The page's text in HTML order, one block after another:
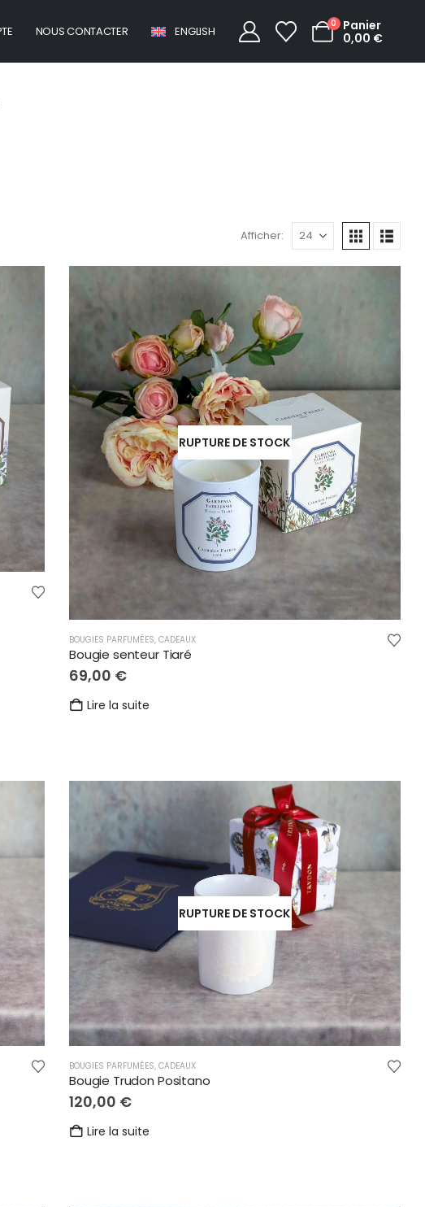
NOUS CONTACTER ENGLISH
0
Panier
0,00 €
Afficher:
RUPTURE DE STOCK
BOUGIES PARFUMÉES, CADEAUX
Bougie senteur Tiaré
69,00 €
Lire la suite
RUPTURE DE STOCK
BOUGIES PARFUMÉES, CADEAUX
Bougie Trudon Positano
120,00 €
Lire la suite